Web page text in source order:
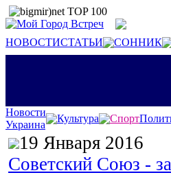
НОВОСТИСТАТЬИ СОННИК
Новости
Украина
Культура Спорт
19 Января 2016
Советский Союз -